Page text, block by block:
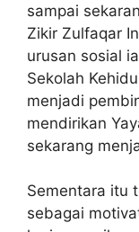
sampai
Zikir Zulfaqar
urusan sosial
Sekolah
menjadi
mendirikan
sekarang
Sementara itu
sebagai